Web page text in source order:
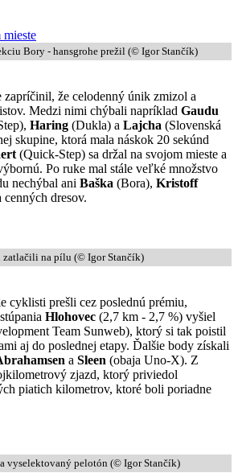
Bory - hansgrohe prežil (© Igor Stančík)
že celodenný únik zmizol a
Medzi nimi chýbali napríklad Gaudu
Haring (Dukla) a Lajcha (Slovenská
skupine, ktorá mala náskok 20 sekúnd
(Quick-Step) sa držal na svojom mieste a
Po ruke mal stále veľké množstvo
nechýbal ani Baška (Bora), Kristoff
dresov.
zatlačili na pílu (© Igor Stančík)
cyklisti prešli cez poslednú prémiu,
Hlohovec (2,7 km - 2,7 %) vyšiel
Team Sunweb), ktorý si tak poistil
aj do poslednej etapy. Ďalšie body získali
a Sleen (obaja Uno-X). Z
zjazd, ktorý priviedol
piatich kilometrov, ktoré boli poriadne
vyselektovaný pelotón (© Igor Stančík)